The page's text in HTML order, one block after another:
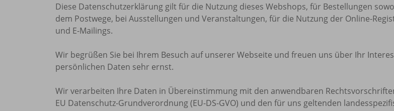
Diese Datenschutzerklärung gilt für die Nutzung dieses Webshops, für Bestellungen
dem Postwege, bei Ausstellungen und Veranstaltungen, für die Nutzung der Online-
und E-Mailings.
Wir begrüßen Sie bei Ihrem Besuch auf unserer Webseite und freuen uns über Ihr
persönlichen Daten sehr ernst.
Wir verarbeiten Ihre Daten in Übereinstimmung mit den anwendbaren
EU Datenschutz-Grundverordnung (EU-DS-GVO) und den für uns geltenden